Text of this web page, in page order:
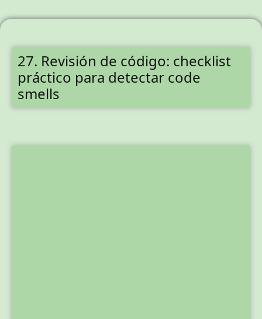
27. Revisión de código: checklist
práctico para detectar code
smells